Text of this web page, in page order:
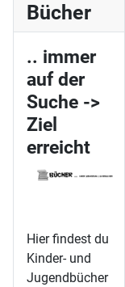
Bücher
.. immer
auf der
Suche ->
Ziel
erreicht
Hier findest du
Kinder- und
Jugendbücher